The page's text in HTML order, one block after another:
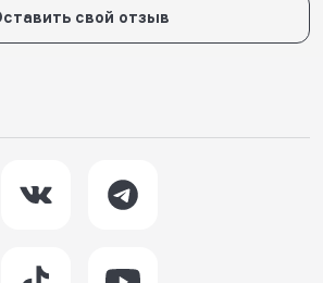
свой отзыв